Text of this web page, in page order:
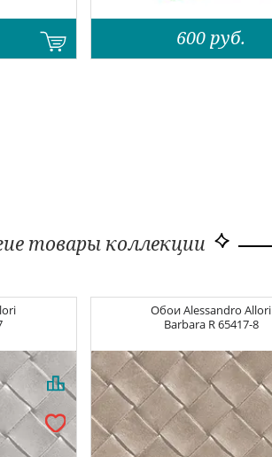
600 руб.
товары коллекции
ОбоиAlessandro Allori
Barbara R 65417-8